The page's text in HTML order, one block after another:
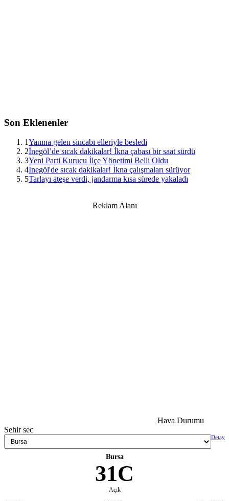
Son Eklenenler
1Yanına gelen sincabı elleriyle besledi
2İnegöl’de sıcak dakikalar! İkna çabası bir saat sürdü
3Yeni Parti Kurucu İlçe Yönetimi Belli Oldu
4İnegöl'de sıcak dakikalar! İkna çalışmaları sürüyor
5Tarlayı ateşe verdi, jandarma kısa sürede yakaladı
Reklam Alanı
Hava Durumu
Sehir sec
Detay
Bursa
31C
Açık